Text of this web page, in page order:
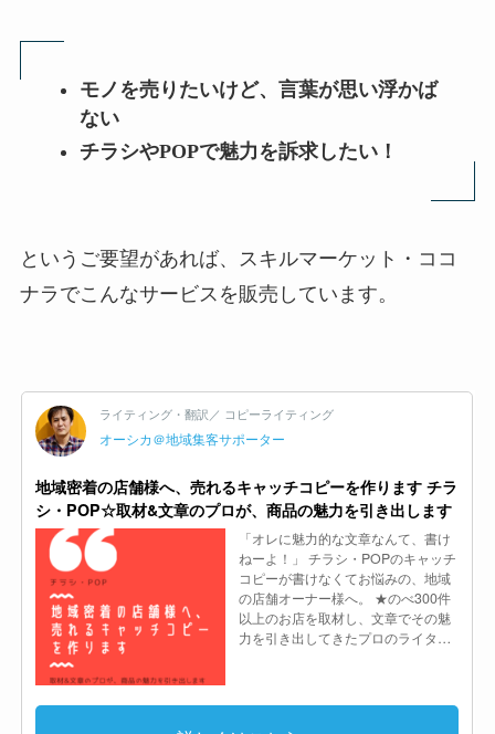
モノを売りたいけど、言葉が思い浮かば
ない
チラシやPOPで魅力を訴求したい！
というご要望があれば、スキルマーケット・ココ
ナラでこんなサービスを販売しています。